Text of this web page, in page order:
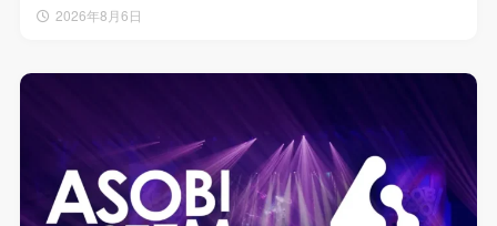
2026年8月6日